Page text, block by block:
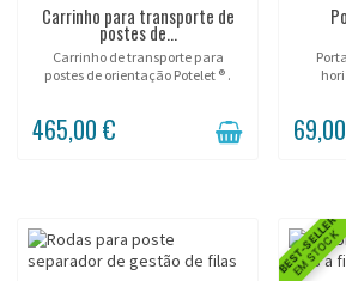
Carrinho para transporte de
postes de...
Carrinho de transporte para
postes de orientação Potelet ® .
465,00 €
BEST-SELLER
EM STOCK